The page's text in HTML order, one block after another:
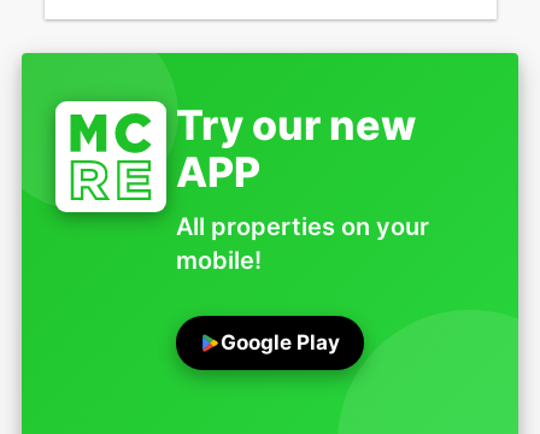
Try our new
APP
All properties on your
mobile!
Google Play